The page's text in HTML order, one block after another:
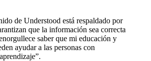
de Understood está respaldado por
que la información sea correcta
saber que mi educación y
ayudar a las personas con